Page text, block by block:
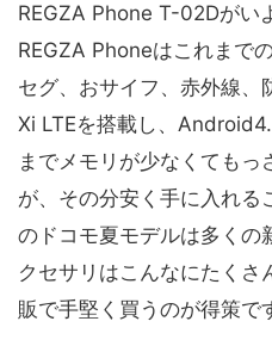
REGZA Phone T-02Dがい
REGZA Phoneはこれまで
セグ、おサイフ、赤外線、
Xi LTEを搭載し、
までメモリが少なくてもっ
が、その分安く手に入れ
のドコモ夏モデルは多くの
クセサリはこんなにたくさ
販で手堅く買うのが得策で